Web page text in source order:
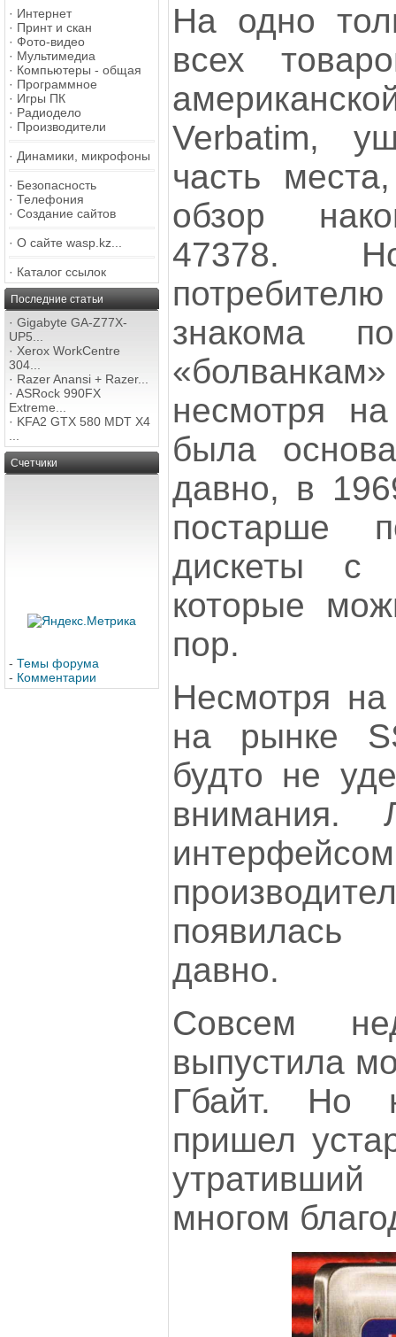
· Интернет
· Принт и скан
· Фото-видео
· Мультимедиа
· Компьютеры - общая
· Программное
· Игры ПК
· Радиодело
· Производители
· Динамики, микрофоны
· Безопасность
· Телефония
· Создание сайтов
· О сайте wasp.kz...
· Каталог ссылок
Последние статьи
· Gigabyte GA-Z77X-
UP5...
· Xerox WorkCentre
304...
· Razer Anansi + Razer...
· ASRock 990FX
Extreme...
· KFA2 GTX 580 MDT X4
Счетчики
- Темы форума
- Комментарии
На одно
всех
Verbatim,
часть
обзор
47378.
знакома
несмотря
была
давно, в
постарше
дискеты с
которые
пор.
Несмотря на
на рынке
будто не
внимания.
появилась
давно.
Совсем
выпустила
Гбайт. Но
пришел
утративший
многом